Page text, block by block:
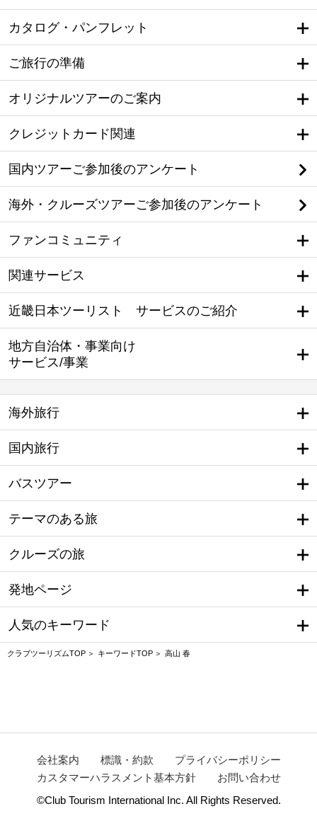
カタログ・パンフレット
ご旅行の準備
オリジナルツアーのご案内
クレジットカード関連
国内ツアーご参加後のアンケート
海外・クルーズツアーご参加後のアンケート
ファンコミュニティ
関連サービス
近畿日本ツーリスト サービスのご紹介
地方自治体・事業向け
サービス/事業
海外旅行
国内旅行
バスツアー
テーマのある旅
クルーズの旅
発地ページ
人気のキーワード
クラブツーリズムTOP キーワードTOP 高山 春
会社案内 標識・約款
プライバシーポリシー
カスタマーハラスメント基本方針
お問い合わせ
©Club Tourism International Inc. All Rights Reserved.